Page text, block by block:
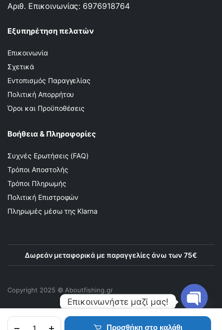
Προσθήκη στο καλάθι
Αριθ. Επικοινωνίας: 6976918764
Εξυπηρέτηση πελατών
Επικοινωνία
Σχετικά
Εντοπισμός Παραγγελίας
Πολιτική Απορρήτου
Όροι και Προϋποθέσεις
Βοήθεια & Πληροφορίες
Συχνές Ερωτήσεις (FAQ)
Τρόποι Αποστολής
Τρόποι Πληρωμής
Πολιτική Επιστροφών
Πληρωμές μέσω της Klarna
Δωρεάν μεταφορικά με παραγγελίες άνω των 75€
Copyright 2025 © Αboutfishing.gr
Επικοινωνήστε μαζί μας!